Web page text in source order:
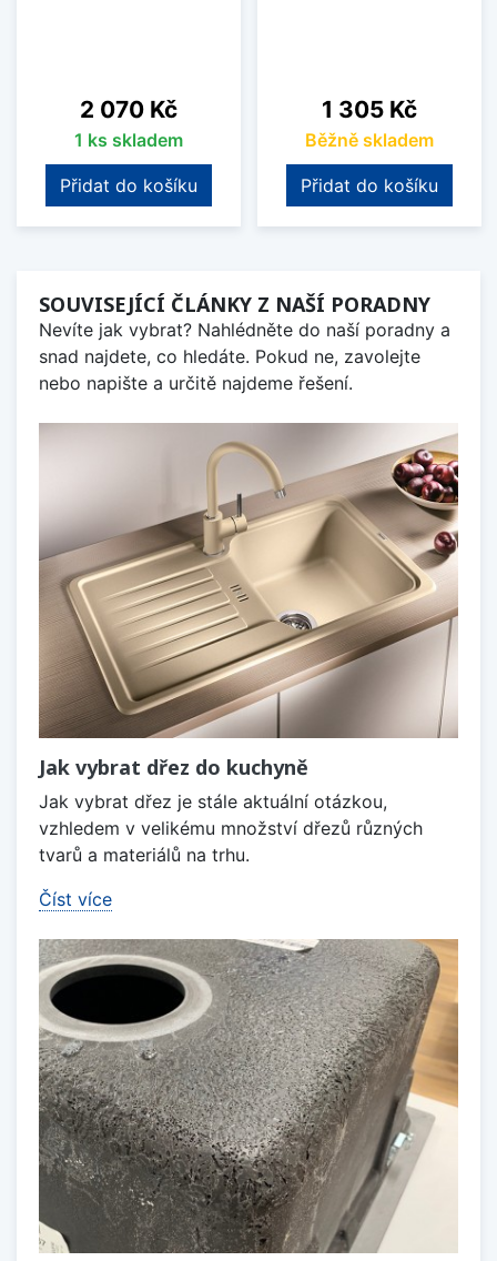
Cena
2 070 Kč
1 ks skladem
Přidat do košíku
Cena
1 305 Kč
Běžně skladem
Přidat do košíku
SOUVISEJÍCÍ ČLÁNKY Z NAŠÍ PORADNY
Nevíte jak vybrat? Nahlédněte do naší poradny a
snad najdete, co hledáte. Pokud ne, zavolejte
nebo napište a určitě najdeme řešení.
Jak vybrat dřez do kuchyně
Jak vybrat dřez je stále aktuální otázkou,
vzhledem v velikému množství dřezů různých
tvarů a materiálů na trhu.
Číst více